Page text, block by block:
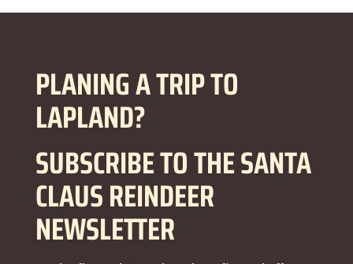
PLANING A TRIP TO
LAPLAND?
SUBSCRIBE TO THE SANTA
CLAUS REINDEER
NEWSLETTER